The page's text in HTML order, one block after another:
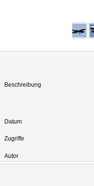
Beschreibung
Datum
Zugriffe
Autor